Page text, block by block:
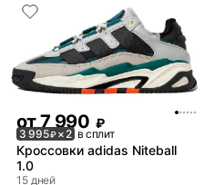
от7 990 ₽
3 995₽× 2 в сплит
Кроссовки adidas Niteball
1.0
15 дней